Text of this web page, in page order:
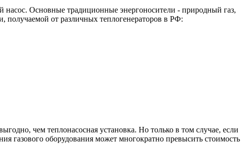
насос. Основные традиционные энергоносители - природный газ,
получаемой от различных теплогенераторов в РФ:
чем теплонасосная установка. Но только в том случае, если
газового оборудования может многократно превысить стоимость